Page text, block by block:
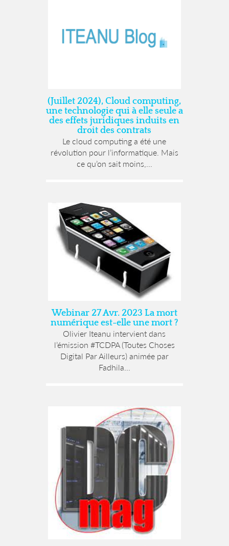
(Juillet 2024), Cloud computing,
une technologie qui à elle seule a
des effets juridiques induits en
droit des contrats
Le cloud computing a été une
révolution pour l’informatique. Mais
ce qu’on sait moins,...
Webinar 27 Avr. 2023 La mort
numérique est-elle une mort ?
Olivier Iteanu intervient dans
l’émission #TCDPA (Toutes Choses
Digital Par Ailleurs) animée par
Fadhila...